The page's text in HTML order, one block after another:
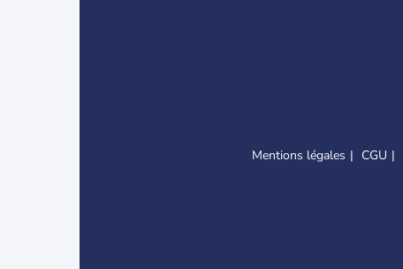
Mentions légales CGU